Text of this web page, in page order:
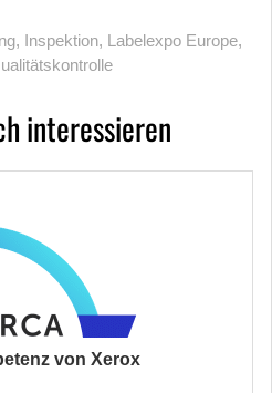
, Inspektion, Labelexpo Europe,
interessieren
von Xerox